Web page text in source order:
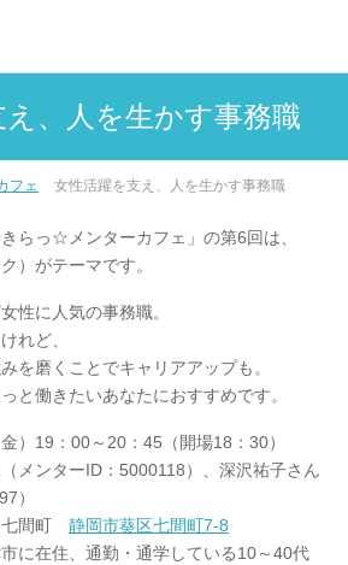
、人を生かす事務職
フェ 女性活躍を支え、人を生かす事務職
らっ☆メンターカフェ」の第6回は、
）がテーマです。
性に人気の事務職。
れど、
を磨くことでキャリアアップも。
と働きたいあなたにおすすめです。
）19：00～20：45（開場18：30）
メンターID：5000118）、深沢祐子さん
）
間町 静岡市葵区七間町7-8
に在住、通勤・通学している10～40代